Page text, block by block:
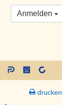
Anmelden
drucken